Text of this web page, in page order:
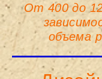
От 400 до
объема